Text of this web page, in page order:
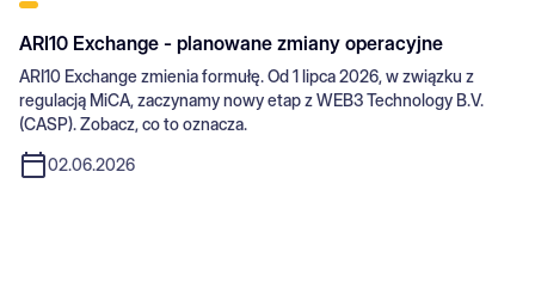
ARI10 Exchange - planowane zmiany operacyjne
ARI10 Exchange zmienia formułę. Od 1 lipca 2026, w związku z
regulacją MiCA, zaczynamy nowy etap z WEB3 Technology B.V.
(CASP). Zobacz, co to oznacza.
02.06.2026